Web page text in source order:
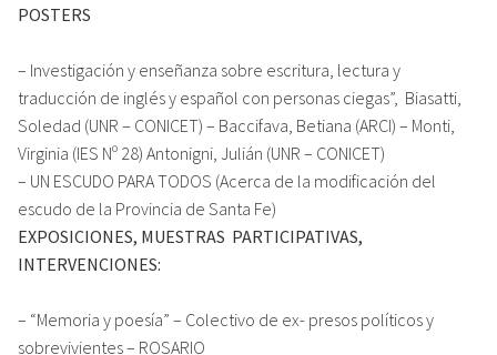
POSTERS
– Investigación y enseñanza sobre escritura, lectura y
traducción de inglés y español con personas ciegas”, Biasatti,
Soledad (UNR – CONICET) – Baccifava, Betiana (ARCI) – Monti,
Virginia (IES Nº 28) Antonigni, Julián (UNR – CONICET)
– UN ESCUDO PARA TODOS (Acerca de la modificación del
escudo de la Provincia de Santa Fe)
EXPOSICIONES, MUESTRAS PARTICIPATIVAS,
INTERVENCIONES:
– “Memoria y poesía” – Colectivo de ex- presos políticos y
sobrevivientes – ROSARIO